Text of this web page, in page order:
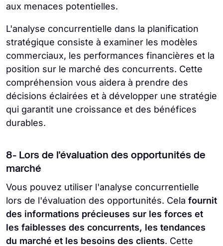
aux menaces potentielles.
L'analyse concurrentielle dans la planification
stratégique consiste à examiner les modèles
commerciaux, les performances financières et la
position sur le marché des concurrents. Cette
compréhension vous aidera à prendre des
décisions éclairées et à développer une stratégie
qui garantit une croissance et des bénéfices
durables.
8- Lors de l'évaluation des opportunités de
marché
Vous pouvez utiliser l'analyse concurrentielle
lors de l'évaluation des opportunités. Cela fournit
des informations précieuses sur les forces et
les faiblesses des concurrents, les tendances
du marché et les besoins des clients. Cette